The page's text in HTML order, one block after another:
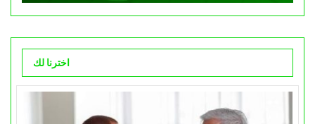
اخترنا لك